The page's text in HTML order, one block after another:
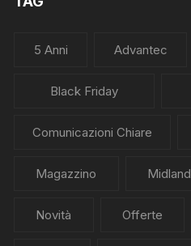
5 Anni Advantec
Black Friday
Comunicazioni Chiare
Magazzino Midland
Novità Offerte